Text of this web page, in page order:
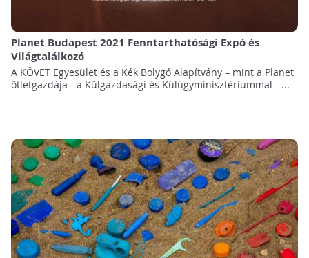
Planet Budapest 2021 Fenntarthatósági Expó és
Világtalálkozó
A KÖVET Egyesület és a Kék Bolygó Alapítvány – mint a Planet
ötletgazdája - a Külgazdasági és Külügyminisztériummal - ...